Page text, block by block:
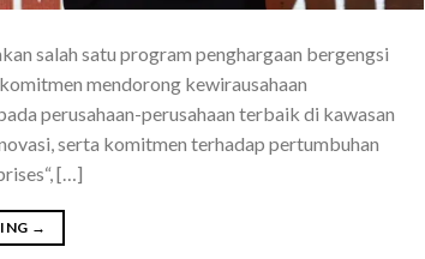
salah satu program penghargaan bergengsi
mendorong kewirausahaan
perusahaan-perusahaan terbaik di kawasan
serta komitmen terhadap pertumbuhan
[…]
→